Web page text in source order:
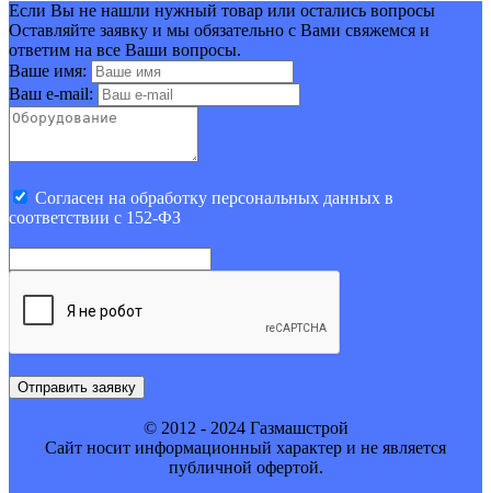
Если Вы не нашли нужный товар или остались вопросы
Оставляйте заявку и мы обязательно с Вами свяжемся и
ответим на все Ваши вопросы.
Ваше имя:
Ваш e-mail:
Cогласен на обработку персональных данных в
соответствии с 152-ФЗ
Отправить заявку
© 2012 - 2024 Газмашстрой
Cайт носит информационный характер и не является
публичной офертой.